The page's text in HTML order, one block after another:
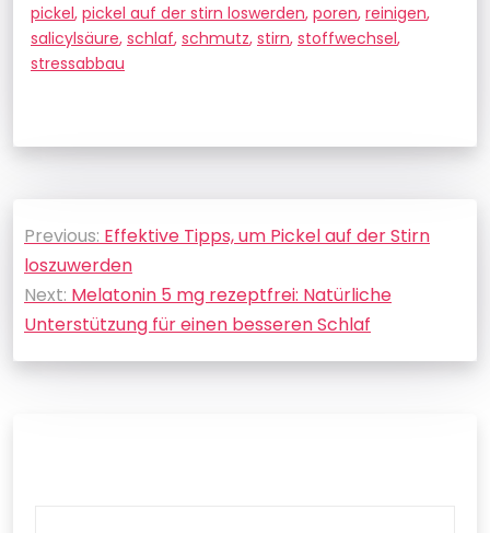
pickel, pickel auf der stirn loswerden, poren, reinigen,
salicylsäure, schlaf, schmutz, stirn, stoffwechsel,
stressabbau
Beitragsnavigation
Previous: Effektive Tipps, um Pickel auf der Stirn
loszuwerden
Next: Melatonin 5 mg rezeptfrei: Natürliche
Unterstützung für einen besseren Schlaf